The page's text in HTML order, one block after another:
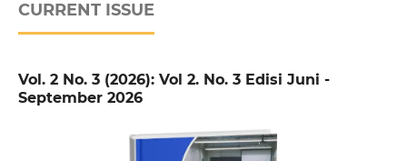
CURRENT ISSUE
Vol. 2 No. 3 (2026): Vol 2. No. 3 Edisi Juni -
September 2026